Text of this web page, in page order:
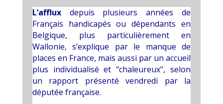
L’affluxdepuis plusieurs années de
Français handicapés ou dépendants en
Belgique, plus particulièrement en
Wallonie, s’explique par le manque de
places en France, mais aussi par un accueil
plus individualisé et "chaleureux", selon
un rapport présenté vendredi par la
députée française.